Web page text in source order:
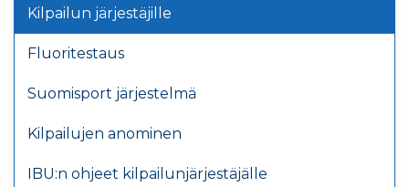
Kilpailun järjestäjille
Fluoritestaus
Suomisport järjestelmä
Kilpailujen anominen
IBU:n ohjeet kilpailunjärjestäjälle